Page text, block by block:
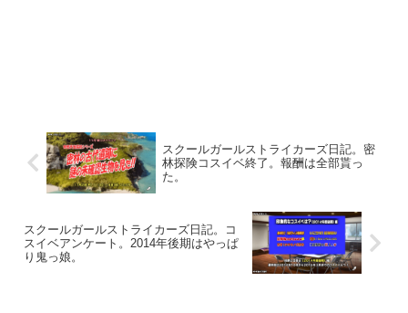
スクールガールストライカーズ日記。密
林探険コスイベ終了。報酬は全部貰っ
た。
スクールガールストライカーズ日記。コ
スイベアンケート。2014年後期はやっぱ
り鬼っ娘。